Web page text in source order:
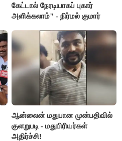
கேட்டால் நேரடியாகப் புகார்
அளிக்கலாம்" - நிர்மல் குமார்
ஆன்லைன் மதுபான முன்பதிவில்
குளறுபடி - மதுபிரியர்கள்
அதிர்ச்சி!